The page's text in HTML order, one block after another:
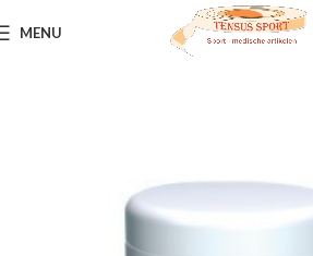
MENU
Home Pedicure artikelen Samenwerkende